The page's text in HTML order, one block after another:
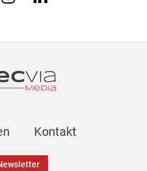
Kontakt